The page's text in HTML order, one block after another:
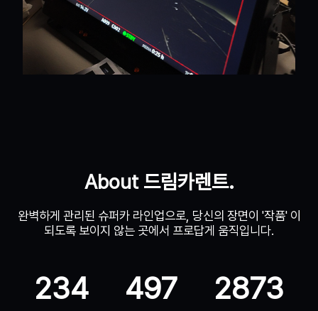
About 드림카렌트.
완벽하게 관리된 슈퍼카 라인업으로, 당신의 장면이 '작품' 이
되도록 보이지 않는 곳에서 프로답게 움직입니다.
234 497 2873